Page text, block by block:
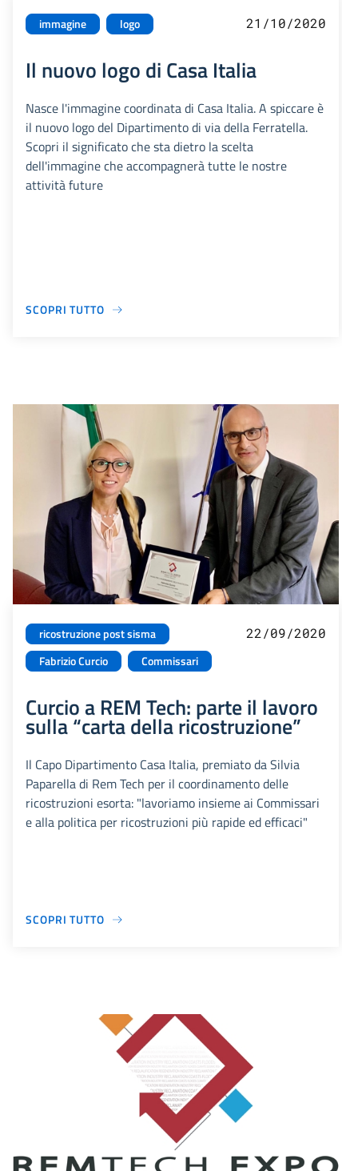
immagine logo 21/10/2020
Il nuovo logo di Casa Italia
Nasce l'immagine coordinata di Casa Italia. A spiccare è
il nuovo logo del Dipartimento di via della Ferratella.
Scopri il significato che sta dietro la scelta
dell'immagine che accompagnerà tutte le nostre
attività future
SCOPRI TUTTO
ricostruzione post sisma
Fabrizio Curcio
Commissari
22/09/2020
Curcio a REM Tech: parte il lavoro
sulla “carta della ricostruzione”
Il Capo Dipartimento Casa Italia, premiato da Silvia
Paparella di Rem Tech per il coordinamento delle
ricostruzioni esorta: "lavoriamo insieme ai Commissari
e alla politica per ricostruzioni più rapide ed efficaci"
SCOPRI TUTTO